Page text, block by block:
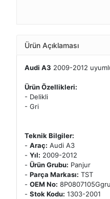
Ürün Açıklaması
Audi A3 2009-2012
Ürün Özellikleri:
- Delikli
- Gri
Teknik Bilgiler:
- Araç: Audi A3
- Yıl: 2009-2012
- Ürün Grubu: Panjur
- Parça Markası: TST
- OEM No: 8P0807105Ggru
- Stok Kodu: 1303-2001